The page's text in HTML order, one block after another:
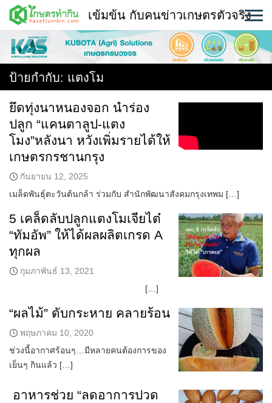
Skip
content
พืช
หน้าแรก
แวดวงเกษตร
ใคร ทำอะไร ที่ไหน
สถานีข่าววันนี้
เข้มข้น กับคนข่าวเกษตรตัวจริง
ป้ายกำกับ: แตงโม
ยึดทุ่งนาหนองจอก นำร่อง
ปลูก “แคนตาลูป-แตง
โมง”หลังนา หวังเพิ่มรายได้ให้
เกษตรกรชานกรุง
กันยายน 12, 2025
เมล็ดพันธุ์ตะวันต้นกล้า ร่วมกับ สำนักพัฒนาสังคมกรุงเทพม […]
5 เคล็ดลับปลูกแตงโมเจียไต๋
“ทัมอัพ” ให้ได้ผลผลิตเกรด A
ทุกผล
กุมภาพันธ์ 13, 2021
[…]
“ผลไม้” ดับกระหาย คลายร้อน
พฤษภาคม 10, 2020
ช่วงนี้อากาศร้อนๆ…มีหลายคนต้องการของ
เย็นๆ กินแล้ว […]
อาหารช่วย “ลดอาการปวด